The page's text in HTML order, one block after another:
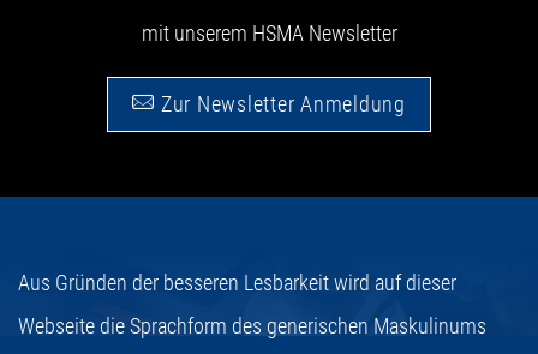
mit unserem HSMA Newsletter
Zur Newsletter Anmeldung
Aus Gründen der besseren Lesbarkeit wird auf dieser
Webseite die Sprachform des generischen Maskulinums